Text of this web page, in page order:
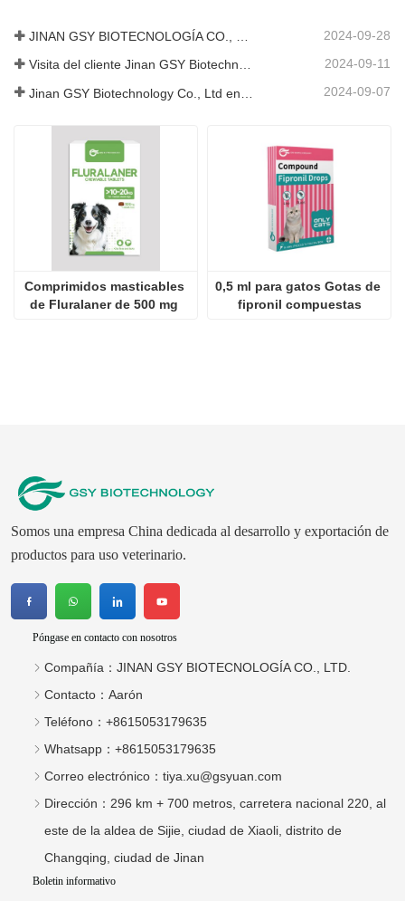
2024-09-28
Visita del cliente Jinan GSY Biotechnology Co., Ltd 2024-09-11
2024-09-07
Comprimidos masticables
de Fluralaner de 500 mg
0,5 ml para gatos Gotas de
fipronil compuestas
Somos una empresa China dedicada al desarrollo y exportación de
productos para uso veterinario.
Póngase en contacto con nosotros
Compañía： JINAN GSY BIOTECNOLOGÍA CO., LTD.
Contacto： Aarón
Teléfono： +8615053179635
Whatsapp： +8615053179635
Correo electrónico： tiya.xu@gsyuan.com
Dirección： 296 km + 700 metros, carretera nacional 220, al
este de la aldea de Sijie, ciudad de Xiaoli, distrito de
Changqing, ciudad de Jinan
Boletin informativo